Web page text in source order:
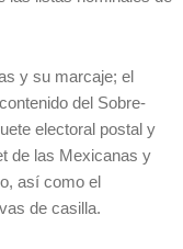
y su marcaje; el
del Sobre-
electoral postal y
de las Mexicanas y
así como el
de casilla.